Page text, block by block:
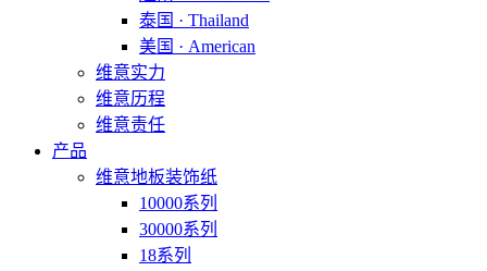
泰国 · Thailand
美国 · American
维意实力
维意历程
维意责任
产品
维意地板装饰纸
10000系列
30000系列
18系列